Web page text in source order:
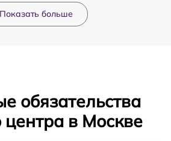
Показать больше
обязательства
центра в Москве